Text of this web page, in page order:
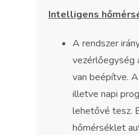
Intelligens
A rendszer
vezérlőegység
van beépítve.
illetve napi
lehetővé tesz.
hőmérséklet